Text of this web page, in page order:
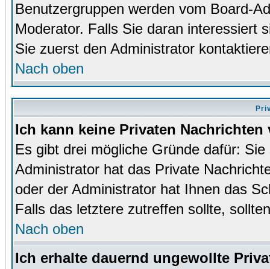
Benutzergruppen werden vom Board-
Moderator. Falls Sie daran interessiert
Sie zuerst den Administrator
Nach oben
Ich kann keine Privaten Nachrichten
Es gibt drei mögliche Gründe dafür:
Administrator hat das Private
oder der Administrator hat Ihnen das
Falls das letztere zutreffen sollte,
Nach oben
Ich erhalte dauernd ungewollte